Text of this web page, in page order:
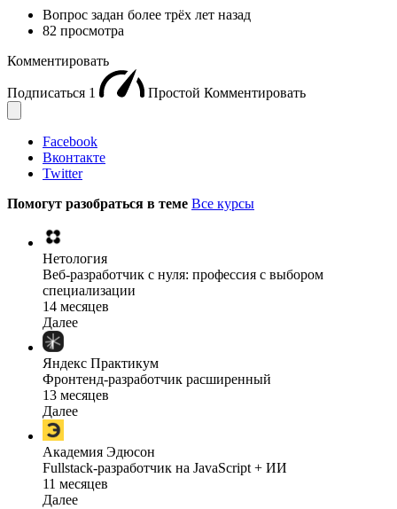
Вопрос задан более трёх лет назад
82 просмотра
Комментировать
Подписаться 1 Простой Комментировать
Facebook
Вконтакте
Twitter
Помогут разобраться в теме Все курсы
Нетология
Веб-разработчик с нуля: профессия с выбором
специализации
14 месяцев
Далее
Яндекс Практикум
Фронтенд-разработчик расширенный
13 месяцев
Далее
Академия Эдюсон
Fullstack-разработчик на JavaScript + ИИ
11 месяцев
Далее